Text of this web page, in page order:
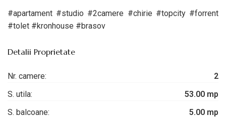
#apartament #studio #2camere #chirie #topcity #forrent
#tolet #kronhouse #brasov
Detalii Proprietate
Nr. camere:
2
S. utila:
53.00 mp
S. balcoane:
5.00 mp